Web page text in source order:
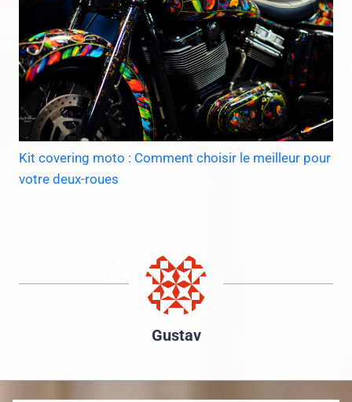
Kit covering moto : Comment choisir le meilleur pour
votre deux-roues
Gustav